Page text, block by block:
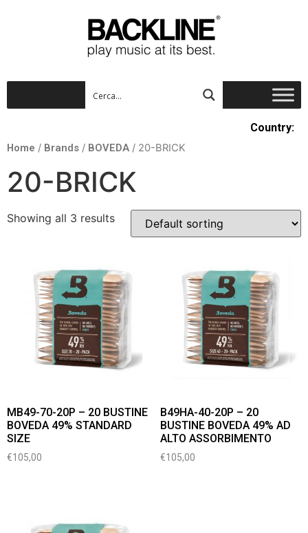
Country:
Home / Brands / BOVEDA / 20-BRICK
20-BRICK
Showing all 3 results
MB49-70-20P – 20 BUSTINE
BOVEDA 49% STANDARD
SIZE
€105,00
B49HA-40-20P – 20
BUSTINE BOVEDA 49% AD
ALTO ASSORBIMENTO
€105,00